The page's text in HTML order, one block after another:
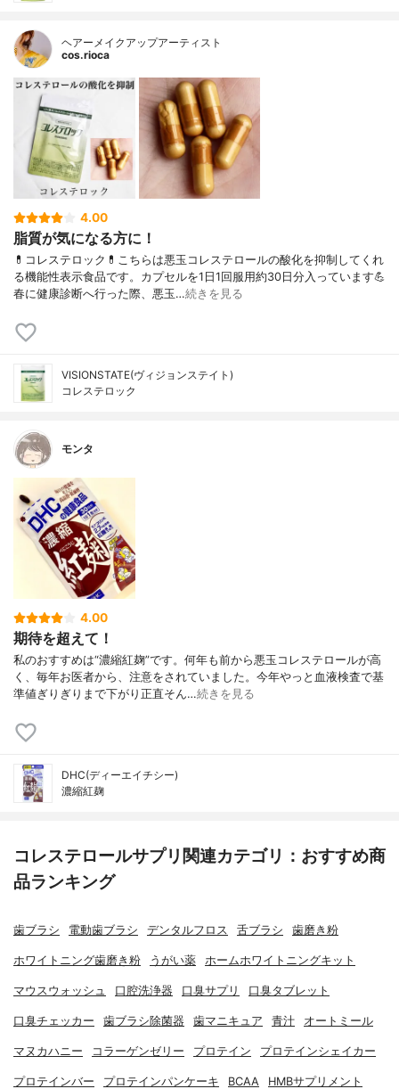
ヘアーメイクアップアーティスト
cos.rioca
4.00
脂質が気になる方に！
💊コレステロック💊こちらは悪玉コレステロールの酸化を抑制してくれ
る機能性表示食品です。カプセルを1日1回服用約30日分入っています💪
春に健康診断へ行った際、悪玉…続きを見る
VISIONSTATE(ヴィジョンステイト)
コレステロック
モンタ
4.00
期待を超えて！
私のおすすめは“濃縮紅麹”です。何年も前から悪玉コレステロールが高
く、毎年お医者から、注意をされていました。今年やっと血液検査で基
準値ぎりぎりまで下がり正直そん…続きを見る
DHC(ディーエイチシー)
濃縮紅麹
コレステロールサプリ関連カテゴリ：おすすめ商
品ランキング
歯ブラシ 電動歯ブラシ デンタルフロス 舌ブラシ 歯磨き粉
ホワイトニング歯磨き粉 うがい薬 ホームホワイトニングキット
マウスウォッシュ 口腔洗浄器 口臭サプリ 口臭タブレット
口臭チェッカー 歯ブラシ除菌器 歯マニキュア 青汁 オートミール
マヌカハニー コラーゲンゼリー プロテイン プロテインシェイカー
プロテインバー プロテインパンケーキ BCAA HMBサプリメント